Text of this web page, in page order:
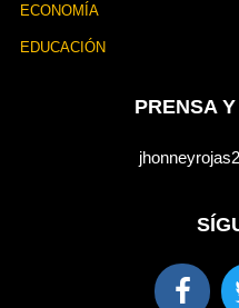
ECONOMÍA
EDUCACIÓN
PRENSA